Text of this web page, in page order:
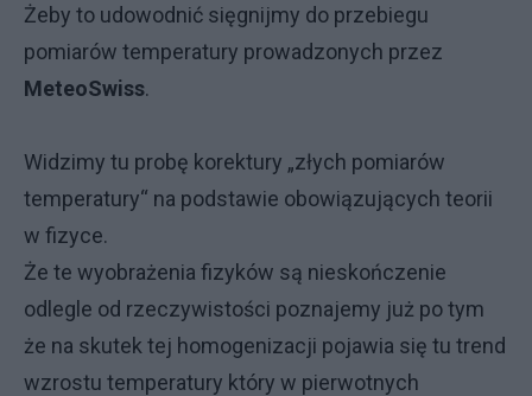
Żeby to udowodnić sięgnijmy do przebiegu
pomiarów temperatury prowadzonych przez
MeteoSwiss.
Widzimy tu probę korektury „złych pomiarów
temperatury“ na podstawie obowiązujących teorii
w fizyce.
Że te wyobrażenia fizyków są nieskończenie
odlegle od rzeczywistości poznajemy już po tym
że na skutek tej homogenizacji pojawia się tu trend
wzrostu temperatury który w pierwotnych